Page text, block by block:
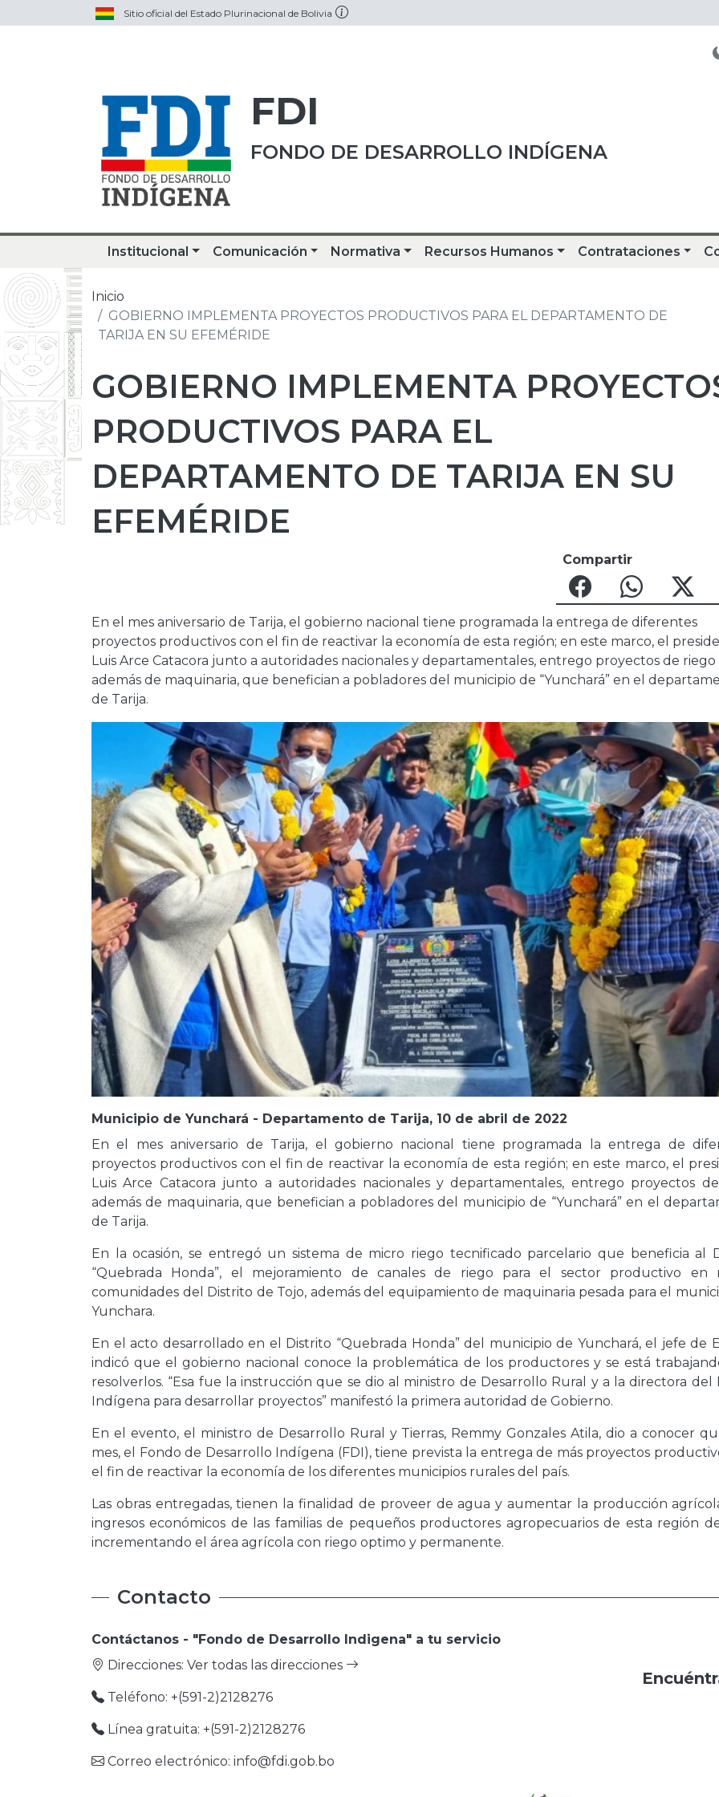
Sitio oficial del Estado Plurinacional de Bolivia
FDI
FONDO DE DESARROLLO INDÍGENA
Institucional Comunicación Normativa Recursos Humanos Contrataciones
Inicio
GOBIERNO IMPLEMENTA PROYECTOS PRODUCTIVOS PARA EL DEPARTAMENTO DE
TARIJA EN SU EFEMÉRIDE
GOBIERNO IMPLEMENTA
PRODUCTIVOS PARA EL
DEPARTAMENTO DE TARIJA EN SU
EFEMÉRIDE
Compartir
En el mes aniversario de Tarija, el gobierno nacional tiene programada la entrega de diferentes
proyectos productivos con el fin de reactivar la economía de esta región; en este marco, el
Luis Arce Catacora junto a autoridades nacionales y departamentales, entrego proyectos de riego
además de maquinaria, que benefician a pobladores del municipio de “Yunchará” en el
de Tarija.
Municipio de Yunchará - Departamento de Tarija, 10 de abril de 2022
En el mes aniversario de Tarija, el gobierno nacional tiene programada la entrega de
proyectos productivos con el fin de reactivar la economía de esta región; en este marco, el
Luis Arce Catacora junto a autoridades nacionales y departamentales, entrego proyectos
además de maquinaria, que benefician a pobladores del municipio de “Yunchará” en el
de Tarija.
En la ocasión, se entregó un sistema de micro riego tecnificado parcelario que beneficia al
“Quebrada Honda”, el mejoramiento de canales de riego para el sector productivo en
comunidades del Distrito de Tojo, además del equipamiento de maquinaria pesada para el
Yunchara.
En el acto desarrollado en el Distrito “Quebrada Honda” del municipio de Yunchará, el jefe de
indicó que el gobierno nacional conoce la problemática de los productores y se está
resolverlos. “Esa fue la instrucción que se dio al ministro de Desarrollo Rural y a la directora del
Indígena para desarrollar proyectos” manifestó la primera autoridad de Gobierno.
En el evento, el ministro de Desarrollo Rural y Tierras, Remmy Gonzales Atila, dio a conocer
mes, el Fondo de Desarrollo Indígena (FDI), tiene prevista la entrega de más proyectos
el fin de reactivar la economía de los diferentes municipios rurales del país.
Las obras entregadas, tienen la finalidad de proveer de agua y aumentar la producción
ingresos económicos de las familias de pequeños productores agropecuarios de esta región
incrementando el área agrícola con riego optimo y permanente.
Contacto
Contáctanos - "Fondo de Desarrollo Indigena" a tu servicio
Direcciones: Ver todas las direcciones
Teléfono: +(591-2)2128276
Línea gratuita: +(591-2)2128276
Correo electrónico: info@fdi.gob.bo